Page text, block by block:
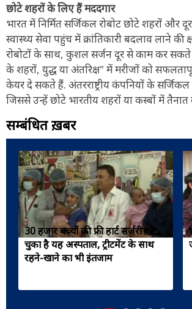
छोटे शहरों के लिए हैं मददगार
भारत में निर्मित सर्जिकल रोबोट छोटे शहरों और
स्वास्थ्य सेवा पहुंच में क्रांतिकारी बदलाव लाने की
रोबोटों के साथ, कुशल सर्जन दूर से काम कर
के शहरों, युद्ध या अंतरिक्ष" में मरीजों को
केयर दे सकते हैं. अंतरराष्ट्रीय कंपनियों के
जिससे उन्हें छोटे भारतीय शहरों या कस्बों में
सम्बंधित ख़बरें
30 हजार बच्चों की फ्री हार्ट सर्जरी कर
चुका है यह अस्पताल, ट्रीटमेंट के साथ
रहने-खाने का भी इंतजाम